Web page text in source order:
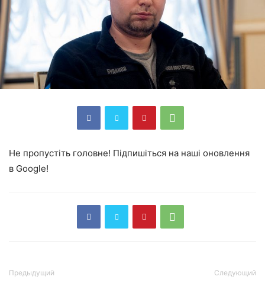
Не пропустіть головне! Підпишіться на наші оновлення
в Google!
Предыдущий Следующий